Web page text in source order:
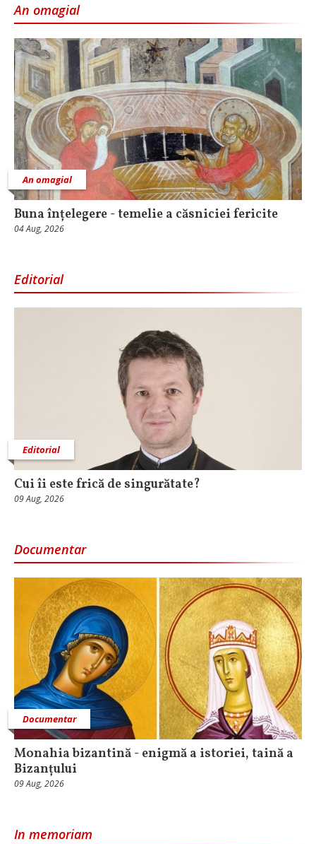
An omagial
An omagial
Buna înțelegere - temelie a căsniciei fericite
04 Aug, 2026
Editorial
Editorial
Cui îi este frică de singurătate?
09 Aug, 2026
Documentar
Documentar
Monahia bizantină - enigmă a istoriei, taină a
Bizanțului
09 Aug, 2026
In memoriam